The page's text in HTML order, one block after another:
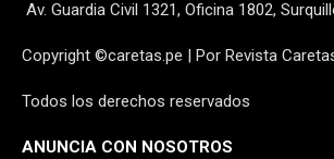
Av. Guardia Civil 1321, Oficina 1802,
Copyright ©caretas.pe | Por Revista
Todos los derechos reservados
ANUNCIA CON NOSOTROS